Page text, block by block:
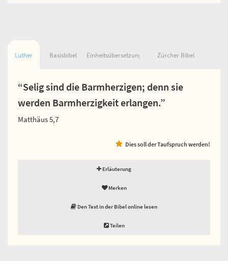
Luther Basisbibel Einheitsübersetzung Zürcher Bibel
“Selig sind die Barmherzigen; denn sie
werden Barmherzigkeit erlangen.”
Matthäus 5,7
Dies soll der Taufspruch werden!
Erläuterung
Merken
Den Text in der Bibel online lesen
Teilen